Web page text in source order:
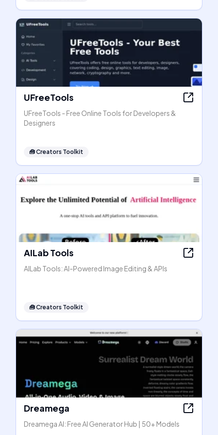
UFreeTools
UFreeTools - Free Online Tools for Developers &
Designers
🧰Creators Toolkit
AILab Tools
AILab Tools: AI-Powered Image Editing & APIs
🧰Creators Toolkit
Dreamega
Dreamega AI: Free AI Generator Hub | 50+ Models